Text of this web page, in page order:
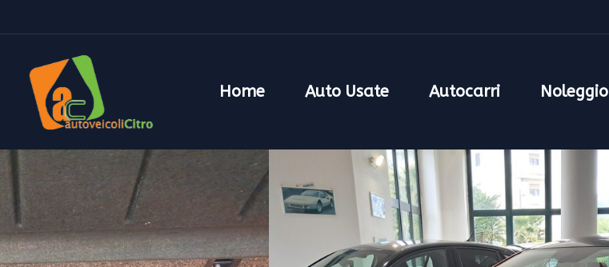
Home Auto Usate Autocarri Noleggio